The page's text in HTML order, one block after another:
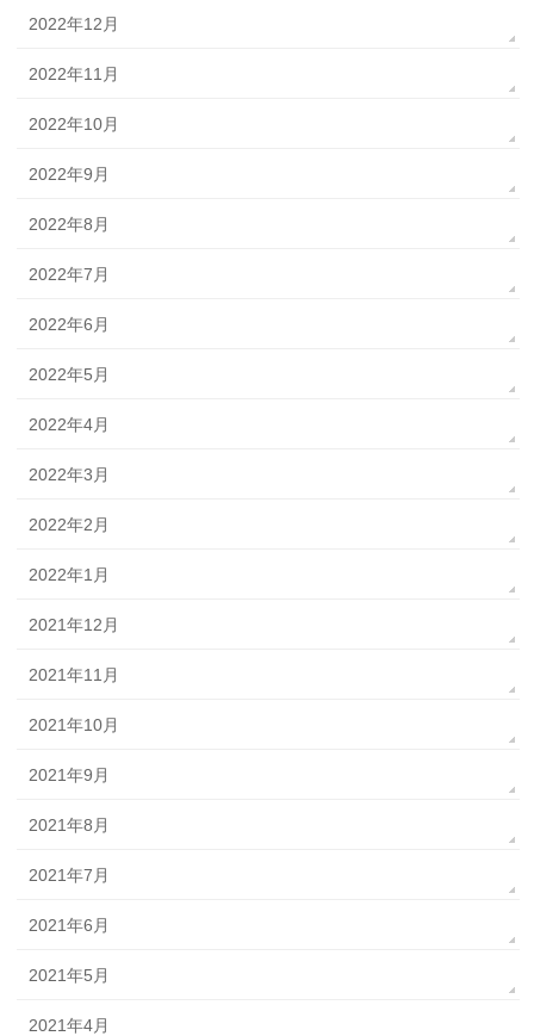
2022年12月
2022年11月
2022年10月
2022年9月
2022年8月
2022年7月
2022年6月
2022年5月
2022年4月
2022年3月
2022年2月
2022年1月
2021年12月
2021年11月
2021年10月
2021年9月
2021年8月
2021年7月
2021年6月
2021年5月
2021年4月